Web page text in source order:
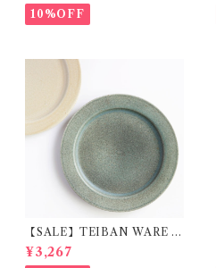
10%OFF
【SALE】TEIBAN WARE リ
ムプレートL 淡青磁 陶器 明山
窯
¥3,267